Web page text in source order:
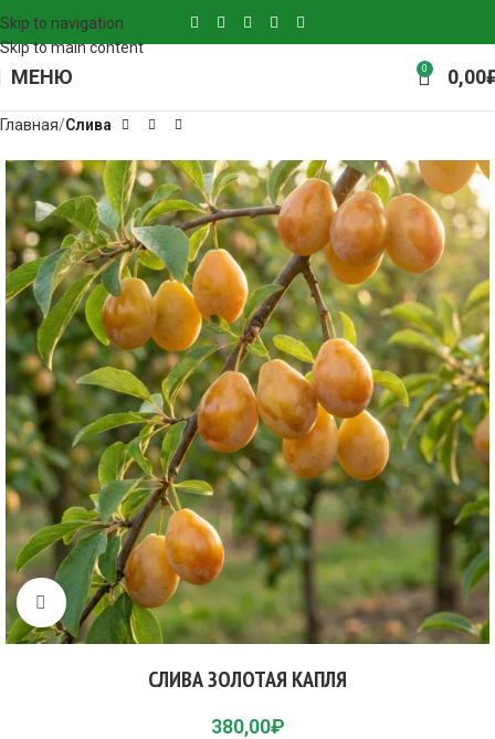
Skip to navigation
Skip to main content
МЕНЮ 0 0,00
Главная Слива
Click to enlarge
СЛИВА ЗОЛОТАЯ КАПЛЯ
380,00₽